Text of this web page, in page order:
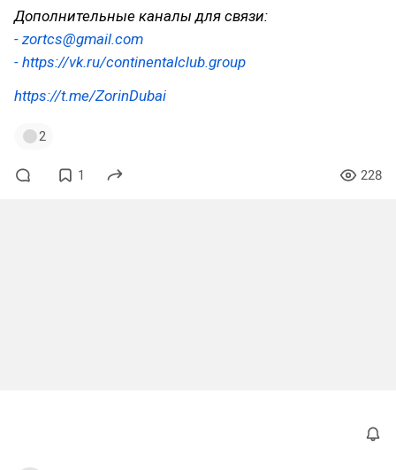
Дополнительные каналы для связи:
- zortcs@gmail.com
- https://vk.ru/continentalclub.group
https://t.me/ZorinDubai
2
1 228